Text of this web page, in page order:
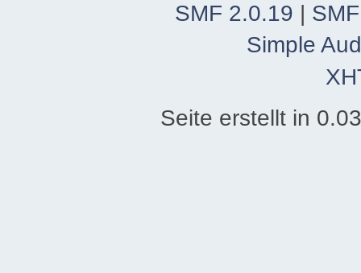
SMF 2.0.19
Simple
Seite erstellt in